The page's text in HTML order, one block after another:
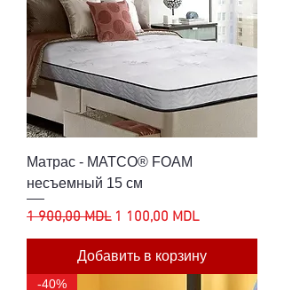
Матрас - MATCO® FOAM
несъемный 15 см
Обычная цена
1 900,00 MDL Цена со скидкой
1 100,00 MDL
Добавить в корзину
-40%